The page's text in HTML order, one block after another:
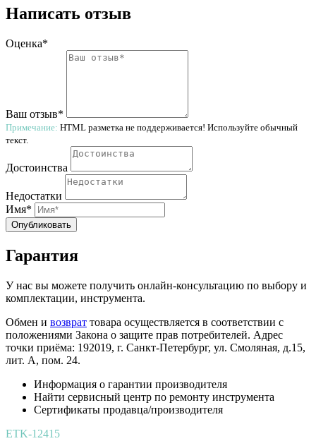
Написать отзыв
Оценка*
Ваш отзыв*
Примечание: HTML разметка не поддерживается! Используйте обычный
текст.
Достоинства
Недостатки
Имя*
Опубликовать
Гарантия
У нас вы можете получить онлайн-консультацию по выбору и
комплектации, инструмента.
Обмен и возврат товара осуществляется в соответствии с
положениями Закона о защите прав потребителей. Адрес
точки приёма: 192019, г. Санкт-Петербург, ул. Смоляная, д.15,
лит. А, пом. 24.
Информация о гарантии производителя
Найти сервисный центр по ремонту инструмента
Сертификаты продавца/производителя
ETK-12415